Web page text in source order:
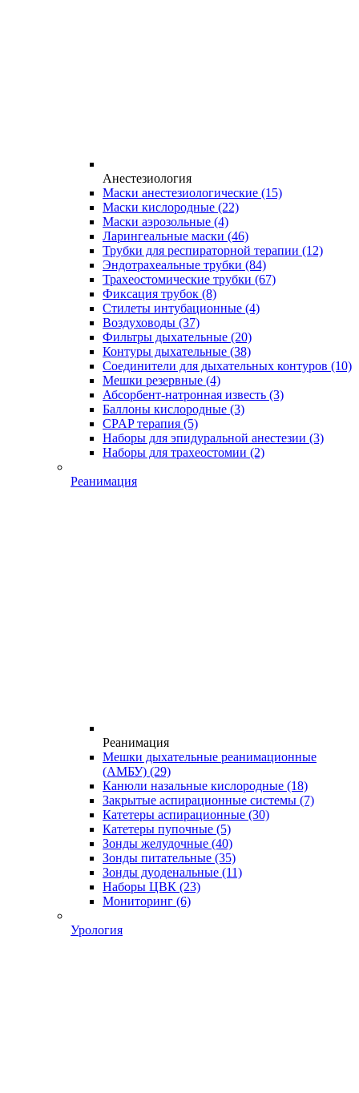
Анестезиология
Маски анестезиологические (15)
Маски кислородные (22)
Маски аэрозольные (4)
Ларингеальные маски (46)
Трубки для респираторной терапии (12)
Эндотрахеальные трубки (84)
Трахеостомические трубки (67)
Фиксация трубок (8)
Стилеты интубационные (4)
Воздуховоды (37)
Фильтры дыхательные (20)
Контуры дыхательные (38)
Соединители для дыхательных контуров (10)
Мешки резервные (4)
Абсорбент-натронная известь (3)
Баллоны кислородные (3)
CPAP терапия (5)
Наборы для эпидуральной анестезии (3)
Наборы для трахеостомии (2)
Реанимация
Реанимация
Мешки дыхательные реанимационные
(АМБУ) (29)
Канюли назальные кислородные (18)
Закрытые аспирационные системы (7)
Катетеры аспирационные (30)
Катетеры пупочные (5)
Зонды желудочные (40)
Зонды питательные (35)
Зонды дуоденальные (11)
Наборы ЦВК (23)
Мониторинг (6)
Урология